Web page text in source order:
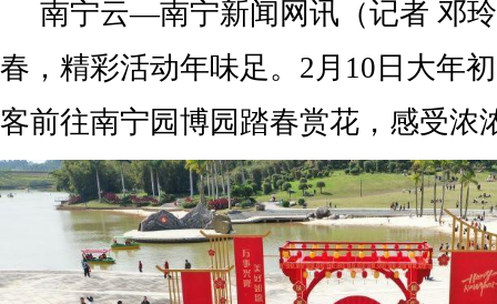
南宁云—南宁新闻网讯（记者 邓
春，精彩活动年味足。2月10日大年
客前往南宁园博园踏春赏花，感受浓